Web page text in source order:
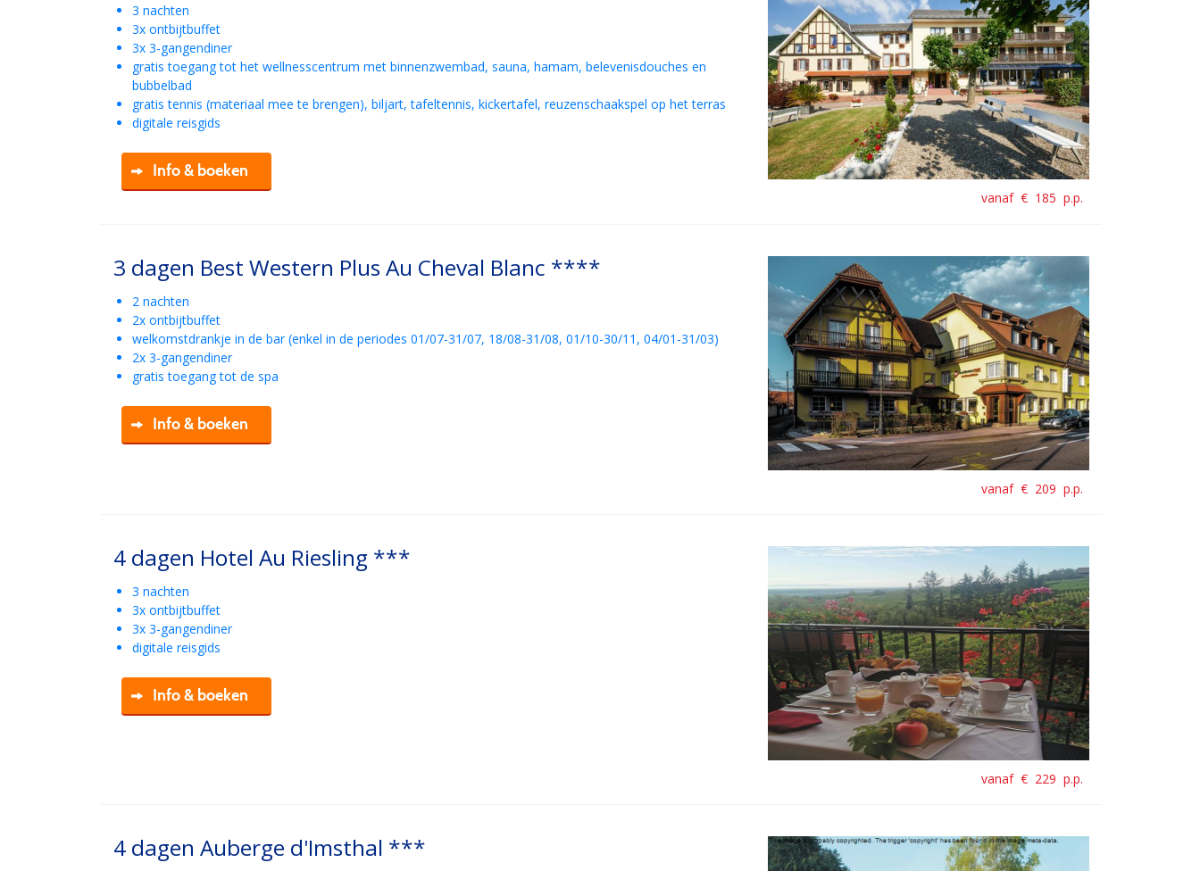
vanaf € 185 p.p.
3 nachten
3x ontbijtbuffet
3x 3-gangendiner
gratis toegang tot het wellnesscentrum met binnenzwembad, sauna, hamam, belevenisdouches en
bubbelbad
gratis tennis (materiaal mee te brengen), biljart, tafeltennis, kicker­tafel, reuzenschaakspel op het terras
digitale reisgids
Info & boeken
vanaf € 209 p.p.
3 dagen Best Western Plus Au Cheval Blanc ****
2 nachten
2x ontbijtbuffet
welkomstdrankje in de bar (enkel in de periodes 01/07-31/07, 18/08-31/08, 01/10-30/11, 04/01-31/03)
2x 3-gangendiner
gratis toegang tot de spa
Info & boeken
vanaf € 229 p.p.
4 dagen Hotel Au Riesling ***
3 nachten
3x ontbijtbuffet
3x 3-gangendiner
digitale reisgids
Info & boeken
4 dagen Auberge d'Imsthal ***